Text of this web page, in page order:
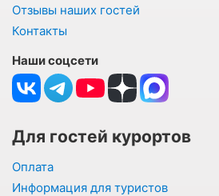
Отзывы наших гостей
Контакты
Наши соцсети
Для гостей курортов
Оплата
Информация для туристов